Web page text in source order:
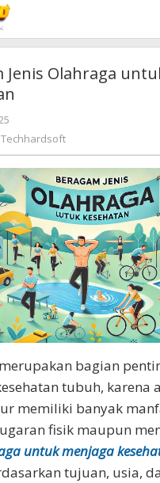
Jenis Olahraga
Redaksi
bagian
tubuh, karena
memiliki banyak
fisik maupun
untuk menjaga
tujuan, usia,